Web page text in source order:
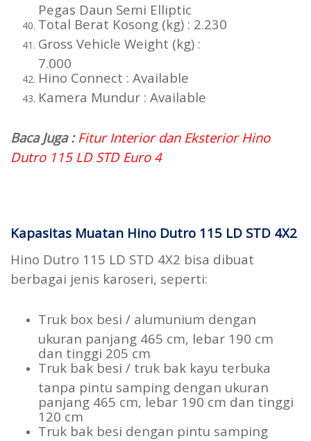
Pegas Daun Semi Elliptic
Total Berat Kosong (kg) : 2.230
Gross Vehicle Weight (kg) :
7.000
Hino Connect : Available
Kamera Mundur : Available
Baca Juga : Fitur Interior dan Eksterior Hino
Dutro 115 LD STD Euro 4
Kapasitas Muatan Hino Dutro 115 LD STD 4X2
Hino Dutro 115 LD STD 4X2 bisa dibuat
berbagai jenis karoseri, seperti:
Truk box besi / alumunium dengan
ukuran panjang 465 cm, lebar 190 cm
dan tinggi 205 cm
Truk bak besi / truk bak kayu terbuka
tanpa pintu samping dengan ukuran
panjang 465 cm, lebar 190 cm dan tinggi
120 cm
Truk bak besi dengan pintu samping